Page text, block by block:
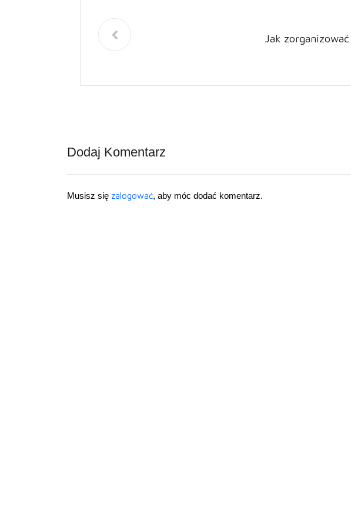
Jak
Dodaj Komentarz
Musisz się zalogować, aby móc dodać komentarz.